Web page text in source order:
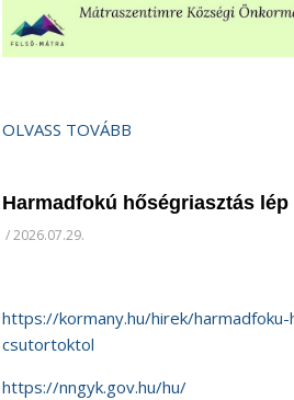
OLVASS TOVÁBB
Harmadfokú hőségriasztás
/2026.07.29.
https://kormany.hu/hirek/
csutortoktol
https://nngyk.gov.hu/hu/